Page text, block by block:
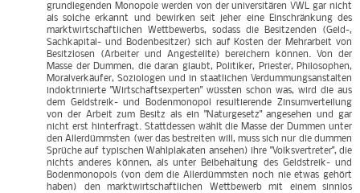
grundlegenden Monopole werden von der universitären VWL gar nicht
als solche erkannt und bewirken seit jeher eine Einschränkung des
marktwirtschaftlichen Wettbewerbs, sodass die Besitzenden (Geld-,
Sachkapital- und Bodenbesitzer) sich auf Kosten der Mehrarbeit von
Besitzlosen (Arbeiter und Angestellte) bereichern können. Von der
Masse der Dummen, die daran glaubt, Politiker, Priester, Philosophen,
Moralverkäufer, Soziologen und in staatlichen Verdummungsanstalten
indoktrinierte "Wirtschaftsexperten" wüssten schon was, wird die aus
dem Geldstreik- und Bodenmonopol resultierende Zinsumverteilung
von der Arbeit zum Besitz als ein "Naturgesetz" angesehen und gar
nicht erst hinterfragt. Stattdessen wählt die Masse der Dummen unter
den Allerdümmsten (wer das bestreiten will, muss sich nur die dummen
Sprüche auf typischen Wahlplakaten ansehen) ihre "Volksvertreter", die
nichts anderes können, als unter Beibehaltung des Geldstreik- und
Bodenmonopols (von dem die Allerdümmsten noch nie etwas gehört
haben) den marktwirtschaftlichen Wettbewerb mit einem sinnlos